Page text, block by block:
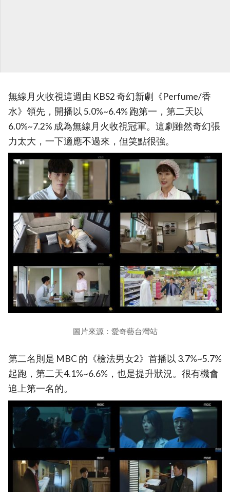
無線月火收視這週由 KBS2 奇幻新劇《Perfume/香
水》領先，開播以 5.0%~6.4% 跑第一，第二天以
6.0%~7.2% 成為無線月火收視冠軍。這劇雖然奇幻張
力太大，一下適應不過來，但笑點很強。
圖片來源：愛奇藝台灣站
第二名則是 MBC 的《檢法男女2》首播以 3.7%~5.7%
起跑，第二天4.1%~6.6%，也是提升狀況。很有機會
追上第一名的。